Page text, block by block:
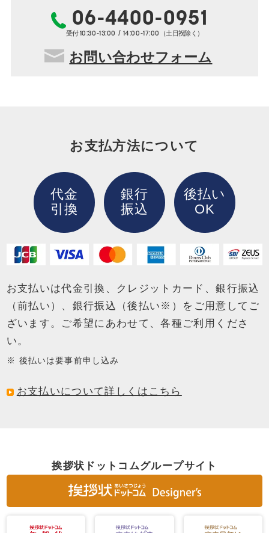
06-4400-0951
受付10:30-13:00 / 14:00-17:00 （土日祝除く）
お問い合わせフォーム
お支払方法について
お支払いは代金引換、クレジットカード、銀行振込
（前払い）、銀行振込（後払い※）を ご用意してご
ざいます。ご希望にあわせて、各種ご利用くださ
い。
後払いは要事前申し込み
お支払いについて詳しくはこちら
代金
引換
銀行
振込
後払い
OK
挨拶状ドットコムグループサイト